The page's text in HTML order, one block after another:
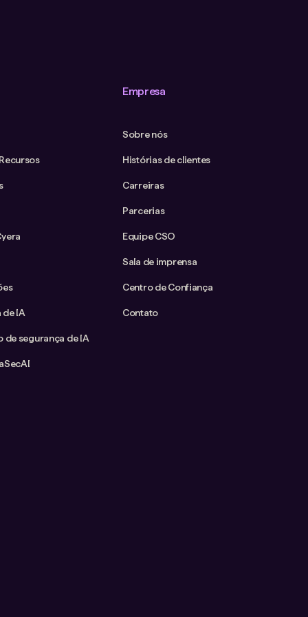
de IA
de segurança de IA
Empresa
Sobre nós
Histórias de clientes
Carreiras
Parcerias
Equipe CSO
Sala de imprensa
Centro de Confiança
Contato